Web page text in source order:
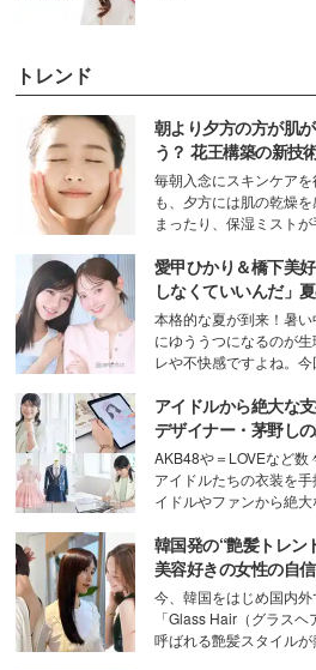
トレンド
朝より夕方の方が肌
う？ 花王構築の新技
ーターキャプチャリン
ン（捕水肌）」がス
の常識を変える予感
毎朝入念にスキンケアを
も、夕方には肌の乾燥を
まったり、保湿ミスト
な美容の常識を大きく変
性を秘めた、革新的な
Capturing Skin（ウォー
プチャリングスキン：捕
技術を、花王が構築した
愛甲ひかり＆橋下美
しなくていいんだ」
対策”の新しい選択肢
本格的な夏が到来！暑
にゆううつになるのが
レや不快感ですよね。
モデル・愛甲ひかりさ
好さんを迎えて本音で女
ク。猛暑のお出かけを快
すヒントや、2人が感動
生理の新常識にも迫りま
アイドルから絶大な
デザイナー・茅野し
愛い”を作る美学＜「
クロスシー」インタ
AKB48や＝LOVEなど数
アイドルたちの衣装を
イドルやファンから絶
取締役兼クリエイティブ
ター・茅野しのぶ。一人
個性に寄り添い、魅力を
衣装作りは、多くの女性
気と自信を与え続けて
韓国発の“艶髪トレン
美容好きの女性の自
「ヘアケア事情」って
今、韓国をはじめ国内外
「Glass Hair（グラスヘ
呼ばれる艶髪スタイルが